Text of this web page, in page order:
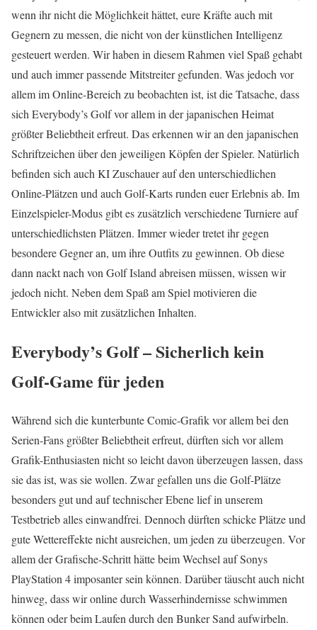
wenn ihr nicht die Möglichkeit hättet, eure Kräfte auch mit
Gegnern zu messen, die nicht von der künstlichen Intelligenz
gesteuert werden. Wir haben in diesem Rahmen viel Spaß gehabt
und auch immer passende Mitstreiter gefunden. Was jedoch vor
allem im Online-Bereich zu beobachten ist, ist die Tatsache, dass
sich Everybody’s Golf vor allem in der japanischen Heimat
größter Beliebtheit erfreut. Das erkennen wir an den japanischen
Schriftzeichen über den jeweiligen Köpfen der Spieler. Natürlich
befinden sich auch KI Zuschauer auf den unterschiedlichen
Online-Plätzen und auch Golf-Karts runden euer Erlebnis ab. Im
Einzelspieler-Modus gibt es zusätzlich verschiedene Turniere auf
unterschiedlichsten Plätzen. Immer wieder tretet ihr gegen
besondere Gegner an, um ihre Outfits zu gewinnen. Ob diese
dann nackt nach von Golf Island abreisen müssen, wissen wir
jedoch nicht. Neben dem Spaß am Spiel motivieren die
Entwickler also mit zusätzlichen Inhalten.
Everybody’s Golf – Sicherlich kein
Golf-Game für jeden
Während sich die kunterbunte Comic-Grafik vor allem bei den
Serien-Fans größter Beliebtheit erfreut, dürften sich vor allem
Grafik-Enthusiasten nicht so leicht davon überzeugen lassen, dass
sie das ist, was sie wollen. Zwar gefallen uns die Golf-Plätze
besonders gut und auf technischer Ebene lief in unserem
Testbetrieb alles einwandfrei. Dennoch dürften schicke Plätze und
gute Wettereffekte nicht ausreichen, um jeden zu überzeugen. Vor
allem der Grafische-Schritt hätte beim Wechsel auf Sonys
PlayStation 4 imposanter sein können. Darüber täuscht auch nicht
hinweg, dass wir online durch Wasserhindernisse schwimmen
können oder beim Laufen durch den Bunker Sand aufwirbeln.